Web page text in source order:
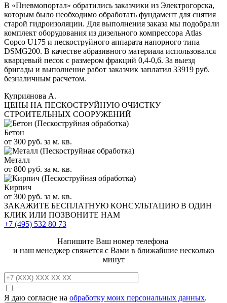
В «Пневмопортал» обратились заказчики из Электрогорска,
которым было необходимо обработать фундамент для снятия
старой гидроизоляции. Для выполнения заказа мы подобрали
комплект оборудования из дизельного компрессора Atlas
Copco U175 и пескоструйного аппарата напорного типа
DSMG200. В качестве абразивного материала использовался
кварцевый песок с размером фракций 0,4-0,6. За выезд
бригады и выполнение работ заказчик заплатил 33919 руб.
безналичным расчетом.
Куприянова А.
ЦЕНЫ НА ПЕСКОСТРУЙНУЮ ОЧИСТКУ
СТРОИТЕЛЬНЫХ СООРУЖЕНИЙ
Бетон
от 300 руб. за м. кв.
Металл
от 800 руб. за м. кв.
Кирпич
от 300 руб. за м. кв.
ЗАКАЖИТЕ БЕСПЛАТНУЮ КОНСУЛЬТАЦИЮ В ОДИН
КЛИК ИЛИ ПОЗВОНИТЕ НАМ
+7 (495) 532 80 73
Напишите Ваш номер телефона
и наш менеджер свяжется с Вами в ближайшие несколько
минут
Я даю согласие на обработку моих персональных данных.